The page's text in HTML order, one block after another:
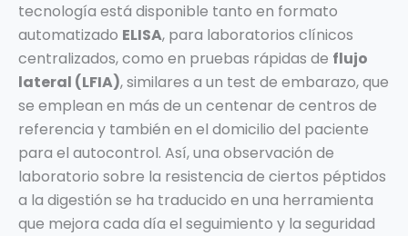
tecnología está disponible tanto en formato
automatizado ELISA, para laboratorios clínicos
centralizados, como en pruebas rápidas de flujo
lateral (LFIA), similares a un test de embarazo, que
se emplean en más de un centenar de centros de
referencia y también en el domicilio del paciente
para el autocontrol. Así, una observación de
laboratorio sobre la resistencia de ciertos péptidos
a la digestión se ha traducido en una herramienta
que mejora cada día el seguimiento y la seguridad